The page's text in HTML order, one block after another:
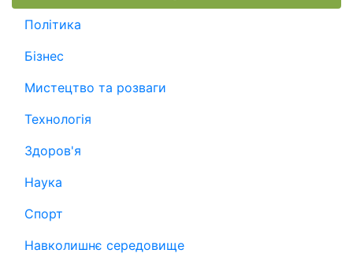
Політика
Бізнес
Мистецтво та розваги
Технологія
Здоров'я
Наука
Спорт
Навколишнє середовище